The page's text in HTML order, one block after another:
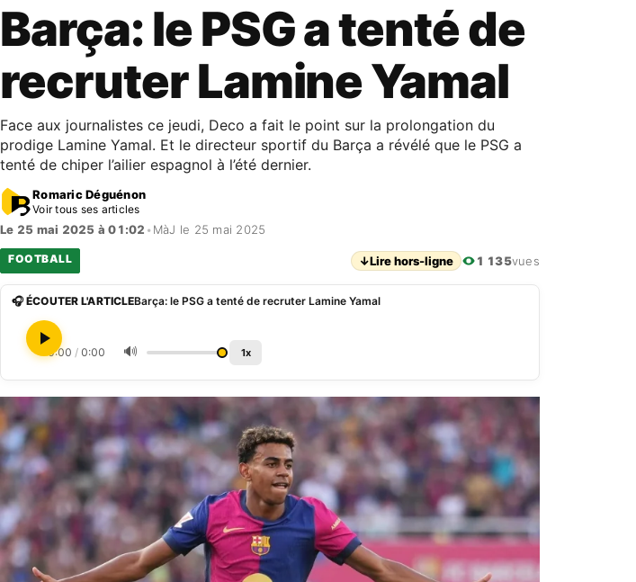
Barça: le PSG a tenté de
recruter Lamine Yamal
Face aux journalistes ce jeudi, Deco a fait le point sur la prolongation du
prodige Lamine Yamal. Et le directeur sportif du Barça a révélé que le PSG a
tenté de chiper l’ailier espagnol à l’été dernier.
Romaric Déguénon
Voir tous ses articles
Le 25 mai 2025 à 01:02 • MàJ le 25 mai 2025
FOOTBALL ↓Lire hors-ligne 1 135vues
🎧 ÉCOUTER L'ARTICLEBarça: le PSG a tenté de recruter Lamine Yamal
0:00 / 0:00 🔊 1x